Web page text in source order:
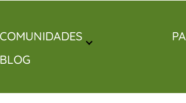
COMUNIDADES
BLOG